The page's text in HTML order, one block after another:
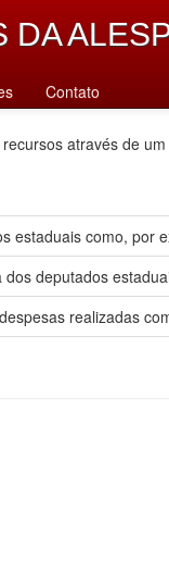
DA
Contato
através de
estaduais como,
deputados
realizadas